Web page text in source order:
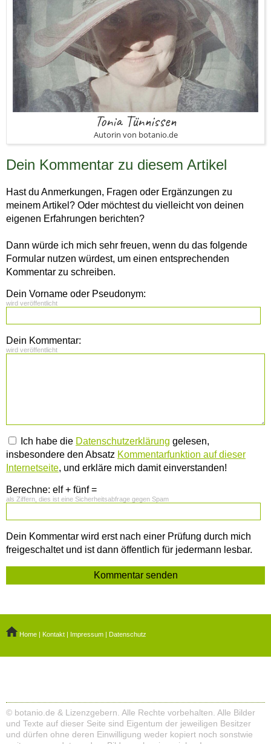
Tonia Tünnissen
Autorin von botanio.de
Dein Kommentar zu diesem Artikel
Hast du Anmerkungen, Fragen oder Ergänzungen zu
meinem Artikel? Oder möchtest du vielleicht von deinen
eigenen Erfahrungen berichten?
Dann würde ich mich sehr freuen, wenn du das folgende
Formular nutzen würdest, um einen entsprechenden
Kommentar zu schreiben.
Dein Vorname oder Pseudonym:
wird veröffentlicht
Dein Kommentar:
wird veröffentlicht
Ich habe die Datenschutzerklärung gelesen,
insbesondere den Absatz Kommentarfunktion auf dieser
Internetseite, und erkläre mich damit einverstanden!
Berechne: elf + fünf =
als Ziffern, dies ist eine Sicherheitsabfrage gegen Spam
Dein Kommentar wird erst nach einer Prüfung durch mich
freigeschaltet und ist dann öffentlich für jedermann lesbar.
Home Kontakt Impressum Datenschutz
© botanio.de & Lizenzgebern. Alle Rechte vorbehalten. Alle Bilder
und Texte auf dieser Seite sind Eigentum der jeweiligen Besitzer
und dürfen ohne deren Einwilligung weder kopiert noch sonstwie